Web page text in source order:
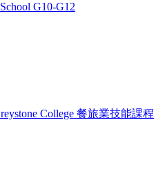
G10-G12
College 餐旅業技能課程